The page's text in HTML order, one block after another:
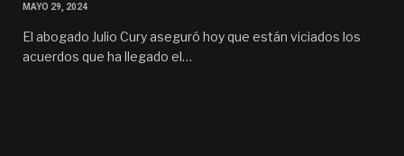
MAYO 29, 2024
El abogado Julio Cury aseguró hoy que están viciados los
acuerdos que ha llegado el…